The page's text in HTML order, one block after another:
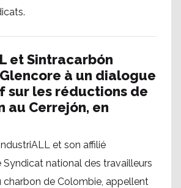
et Sintracarbón
à un dialogue
sur les réductions de
au Cerrejón, en
et son affilié
Syndicat national des travailleurs
charbon de Colombie, appellent